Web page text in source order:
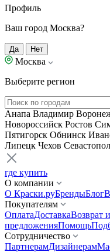
Профиль
Ваш город Москва?
Да Нет
Москва
Выберите регион
Анапа Владимир
Новороссийск Ростов
Пятигорск Обнинск
Липецк Чехов
где купить
О компании
О Краски.руБрендыБлог
Покупателям
ОплатаДоставкаВозврат
предложенияПомощь
Сотрудничество
ПартнерамДизайнерам